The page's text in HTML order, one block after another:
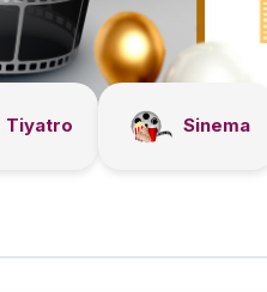
Tiyatro Sinema